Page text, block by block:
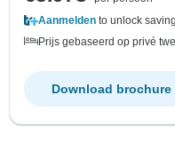
Aanmelden to unlock
Prijs gebaseerd op privé
Download brochure